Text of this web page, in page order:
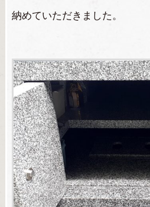
納めていただきました。